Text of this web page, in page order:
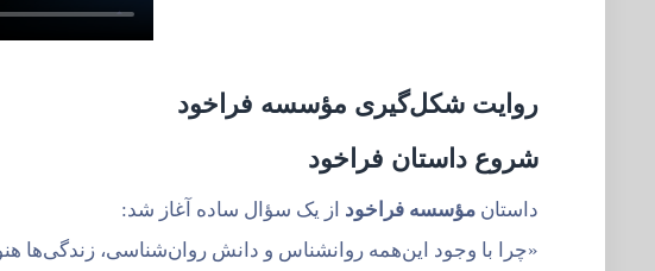
روایت شکل‌گیری مؤسسه فراخود
شروع داستان فراخود
داستان مؤسسه فراخود از یک سؤال ساده آغاز شد:
«چرا با وجود این‌همه روانشناس و دانش روان‌شناسی، زندگی‌ها